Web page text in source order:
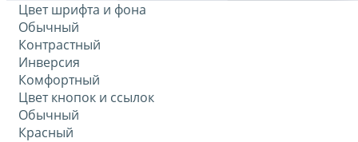
Цвет шрифта и фона
Обычный
Контрастный
Инверсия
Комфортный
Цвет кнопок и ссылок
Обычный
Красный